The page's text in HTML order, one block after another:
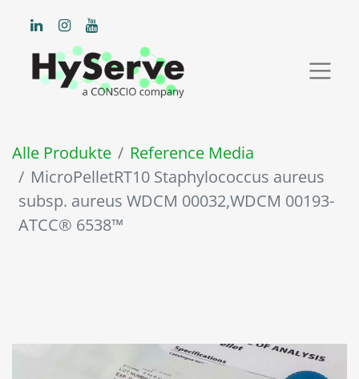
Alle Produkte
Reference Media
MicroPelletRT10 Staphylococcus aureus
subsp. aureus WDCM 00032,WDCM 00193-
ATCC® 6538™